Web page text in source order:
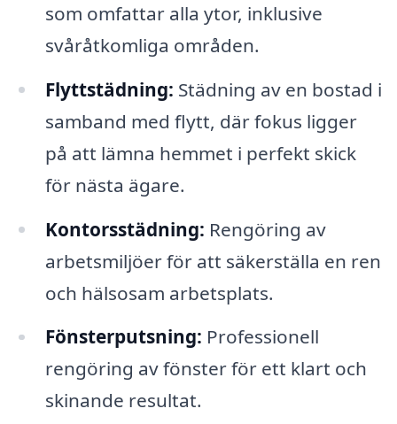
som omfattar alla ytor, inklusive
svåråtkomliga områden.
Flyttstädning: Städning av en bostad i
samband med flytt, där fokus ligger
på att lämna hemmet i perfekt skick
för nästa ägare.
Kontorsstädning: Rengöring av
arbetsmiljöer för att säkerställa en ren
och hälsosam arbetsplats.
Fönsterputsning: Professionell
rengöring av fönster för ett klart och
skinande resultat.